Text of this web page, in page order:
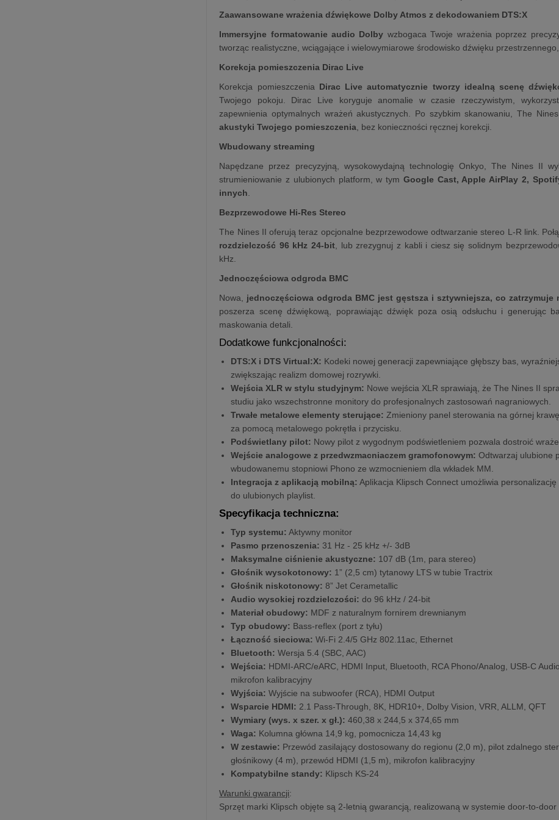
Zaawansowane wrażenia dźwiękowe Dolby Atmos z dekodowaniem DTS:X
Immersyjne formatowanie audio Dolby wzbogaca Twoje wrażenia poprzez
tworząc realistyczne, wciągające i wielowymiarowe środowisko dźwięku przestrzennego,
Korekcja pomieszczenia Dirac Live
Korekcja pomieszczenia Dirac Live automatycznie tworzy idealną scenę
Twojego pokoju. Dirac Live koryguje anomalie w czasie rzeczywistym,
zapewnienia optymalnych wrażeń akustycznych.
Po szybkim skanowaniu, The
akustyki Twojego pomieszczenia , bez konieczności ręcznej korekcji.
Wbudowany streaming
Napędzane przez precyzyjną, wysokowydajną technologię Onkyo, The Nines II
strumieniowanie z ulubionych platform, w tym Google Cast, Apple AirPlay 2,
innych
Bezprzewodowe Hi-Res Stereo
The Nines II oferują teraz opcjonalne bezprzewodowe odtwarzanie stereo L-R link.
rozdzielczość 96 kHz 24-bit , lub zrezygnuj z kabli i ciesz się solidnym
kHz.
Jednoczęściowa odgroda BMC
Nowa, jednoczęściowa odgroda BMC jest gęstsza i sztywniejsza, co zatrzymuje
poszerza scenę dźwiękową, poprawiając dźwięk poza osią odsłuchu i generując
maskowania detali.
Dodatkowe funkcjonalności:
DTS:X i DTS Virtual:X: Kodeki nowej generacji zapewniające głębszy bas,
zwiększając realizm domowej rozrywki.
Wejścia XLR w stylu studyjnym: Nowe wejścia XLR sprawiają, że The Nines II
studiu jako wszechstronne monitory do profesjonalnych zastosowań nagraniowych.
Trwałe metalowe elementy sterujące: Zmieniony panel sterowania na górnej
za pomocą metalowego pokrętła i przycisku.
Podświetlany pilot: Nowy pilot z wygodnym podświetleniem pozwala dostroić
Wejście analogowe z przedwzmacniaczem gramofonowym: Odtwarzaj ulubione
wbudowanemu stopniowi Phono ze wzmocnieniem dla wkładek MM.
Integracja z aplikacją mobilną: Aplikacja Klipsch Connect umożliwia
do ulubionych playlist.
Specyfikacja techniczna:
Typ systemu: Aktywny monitor
Pasmo przenoszenia: 31 Hz - 25 kHz +/- 3dB
Maksymalne ciśnienie akustyczne: 107 dB (1m, para stereo)
Głośnik wysokotonowy: 1” (2,5 cm) tytanowy LTS w tubie Tractrix
Głośnik niskotonowy: 8” Jet Cerametallic
Audio wysokiej rozdzielczości: do 96 kHz / 24-bit
Materiał obudowy: MDF z naturalnym fornirem drewnianym
Typ obudowy: Bass-reflex (port z tyłu)
Łączność sieciowa: Wi-Fi 2.4/5 GHz 802.11ac, Ethernet
Bluetooth: Wersja 5.4 (SBC, AAC)
Wejścia: HDMI-ARC/eARC, HDMI Input, Bluetooth, RCA Phono/Analog, USB-C
mikrofon kalibracyjny
Wyjścia: Wyjście na subwoofer (RCA), HDMI Output
Wsparcie HDMI: 2.1 Pass-Through, 8K, HDR10+, Dolby Vision, VRR, ALLM, QFT
Wymiary (wys. x szer. x gł.): 460,38 x 244,5 x 374,65 mm
Waga: Kolumna główna 14,9 kg, pomocnicza 14,43 kg
W zestawie: Przewód zasilający dostosowany do regionu (2,0 m), pilot zdalnego
głośnikowy (4 m), przewód HDMI (1,5 m), mikrofon kalibracyjny
Kompatybilne standy: Klipsch KS-24
Warunki gwarancji:
Sprzęt marki Klipsch objęte są 2-letnią gwarancją, realizowaną w systemie door-to-